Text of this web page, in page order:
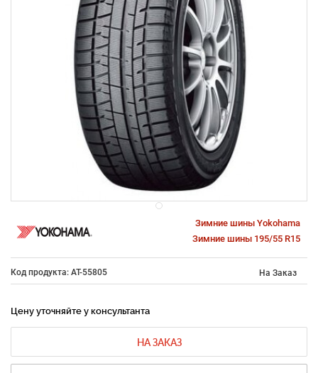
Зимние шины Yokohama
Зимние шины 195/55 R15
Код продукта: AT-55805 На Заказ
Цену уточняйте у консультанта
НА ЗАКАЗ